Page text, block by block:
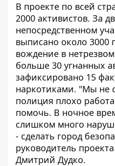
В проекте по всей
2000 активистов. За
непосредственном
выписано около 3000
вождение в
больше 30 угнанных
зафиксировано 15
наркотиками. "Мы не
полиция плохо
помочь. В ночное
слишком много
- сделать город
руководитель
Дмитрий Дудко.